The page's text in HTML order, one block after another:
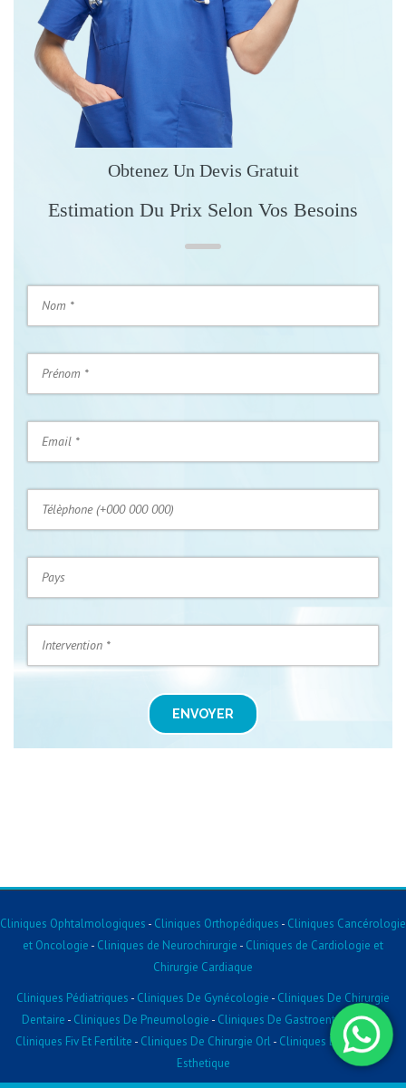
Obtenez Un Devis Gratuit
Estimation Du Prix Selon Vos Besoins
ENVOYER
Cliniques Ophtalmologiques - Cliniques Orthopédiques - Cliniques Cancérologie
et Oncologie - Cliniques de Neurochirurgie - Cliniques de Cardiologie et
Chirurgie Cardiaque
Cliniques Pédiatriques - Cliniques De Gynécologie - Cliniques De Chirurgie
Dentaire - Cliniques De Pneumologie - Cliniques De Gastroentérologie
Cliniques Fiv Et Fertilite - Cliniques De Chirurgie Orl- Cliniques De Chirurgie
Esthetique